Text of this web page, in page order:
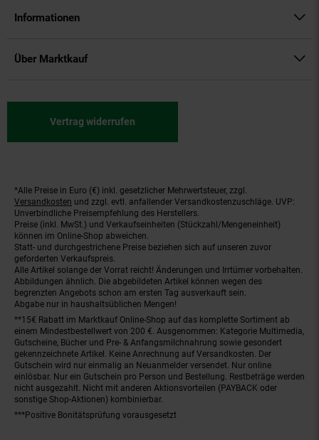
Informationen
Über Marktkauf
Vertrag widerrufen
Fußnoten
*Alle Preise in Euro (€) inkl. gesetzlicher Mehrwertsteuer, zzgl.
Versandkosten und zzgl. evtl. anfallender Versandkostenzuschläge. UVP:
Unverbindliche Preisempfehlung des Herstellers.
Preise (inkl. MwSt.) und Verkaufseinheiten (Stückzahl/Mengeneinheit)
können im Online-Shop abweichen.
Statt- und durchgestrichene Preise beziehen sich auf unseren zuvor
geforderten Verkaufspreis.
Alle Artikel solange der Vorrat reicht! Änderungen und Irrtümer vorbehalten.
Abbildungen ähnlich. Die abgebildeten Artikel können wegen des
begrenzten Angebots schon am ersten Tag ausverkauft sein.
Abgabe nur in haushaltsüblichen Mengen!
**15€ Rabatt im Marktkauf Online-Shop auf das komplette Sortiment ab
einem Mindestbestellwert von 200 €. Ausgenommen: Kategorie Multimedia,
Gutscheine, Bücher und Pre- & Anfangsmilchnahrung sowie gesondert
gekennzeichnete Artikel. Keine Anrechnung auf Versandkosten. Der
Gutschein wird nur einmalig an Neuanmelder versendet. Nur online
einlösbar. Nur ein Gutschein pro Person und Bestellung. Restbeträge werden
nicht ausgezahlt. Nicht mit anderen Aktionsvorteilen (PAYBACK oder
sonstige Shop-Aktionen) kombinierbar.
***Positive Bonitätsprüfung vorausgesetzt